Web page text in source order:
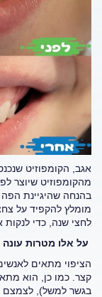
אגב, הקומפוזיט
מהקומפוזיט שיוצר
בהנחה שהיגיינת
מומלץ להקפיד על
לחצי שנה, כדי
על אלו מטרות עונה
הציפוי מתאים
קצר. כמו כן, הוא
בגשר למשל), לצמצם